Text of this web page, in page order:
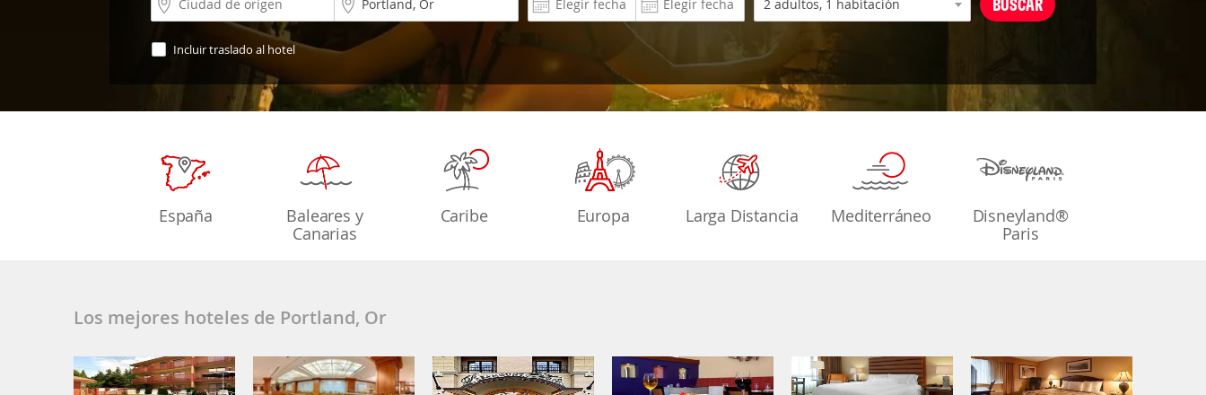
Incluir traslado al hotel
España
Baleares y
Canarias
Caribe Europa Larga Distancia Mediterráneo
Disneyland®
Paris
Los mejores hoteles de Portland, Or